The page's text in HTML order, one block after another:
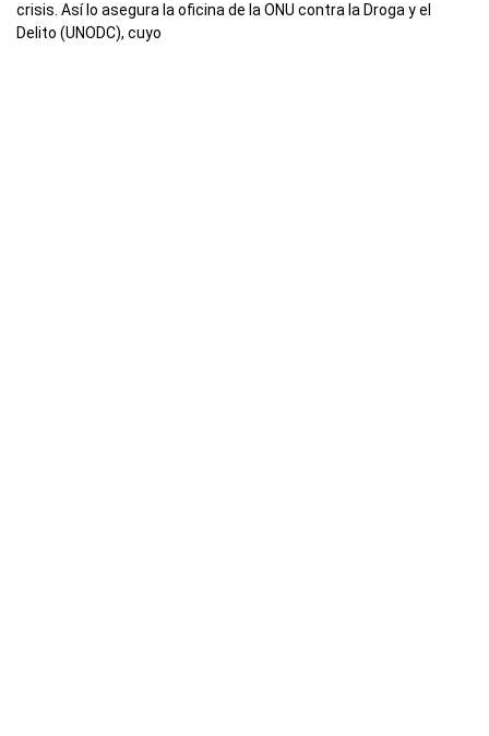
crisis. Así lo asegura la oficina de la ONU contra la Droga y el
Delito (UNODC), cuyo